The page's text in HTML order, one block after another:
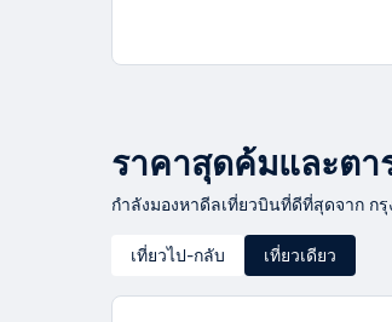
ราคาสุดค้มและตา
กำลังมองหาดีลเที่ยวบินที่ดีที่สุดจาก ก
เที่ยวไป-กลับ เที่ยวเดียว